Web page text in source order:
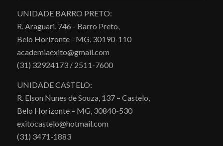
UNIDADE BARRO PRETO:
R. Araguari, 746 - Barro Preto,
Belo Horizonte - MG, 30190-110
academiaexito@gmail.com
(31) 32924173 / 2511-7600
UNIDADE CASTELO:
R. Elson Nunes de Souza, 137 – Castelo,
Belo Horizonte – MG, 30840-530
exitocastelo@hotmail.com
(31) 3471-1883